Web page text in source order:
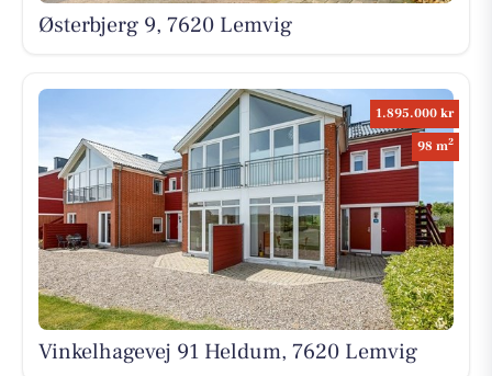
Østerbjerg 9, 7620 Lemvig
1.895.000 kr
98 m2
Vinkelhagevej 91 Heldum, 7620 Lemvig